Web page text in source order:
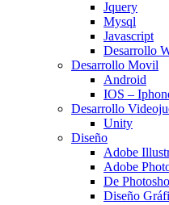
Jquery
Mysql
Javascript
Desarrollo
Desarrollo Movil
Android
IOS –
Desarrollo
Unity
Diseño
Adobe
Adobe
De
Diseño